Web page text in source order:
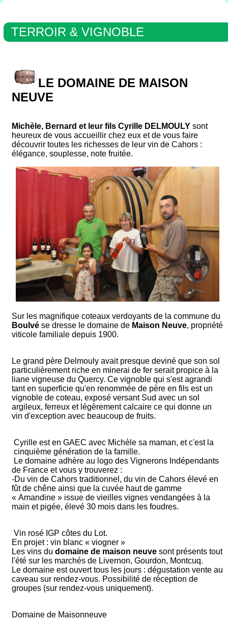
TERROIR & VIGNOBLE
LE DOMAINE DE MAISON
NEUVE
Michèle, Bernard et leur fils Cyrille DELMOULY sont
heureux de vous accueillir chez eux et de vous faire
découvrir toutes les richesses de leur vin de Cahors :
élégance, souplesse, note fruitée.
Sur les magnifique coteaux verdoyants de la commune du
Boulvé se dresse le domaine de Maison Neuve, propriété
viticole familiale depuis 1900.
Le grand père Delmouly avait presque deviné que son sol
particulièrement riche en minerai de fer serait propice à la
liane vigneuse du Quercy. Ce vignoble qui s'est agrandi
tant en superficie qu'en renommée de père en fils est un
vignoble de coteau, exposé versant Sud avec un sol
argileux, ferreux et légèrement calcaire ce qui donne un
vin d'exception avec beaucoup de fruits.
Cyrille est en GAEC avec Michèle sa maman, et c'est la
cinquième génération de la famille.
Le domaine adhère au logo des Vignerons Indépendants
de France et vous y trouverez :
-Du vin de Cahors traditionnel, du vin de Cahors élevé en
fût de chêne ainsi que la cuvée haut de gamme
« Amandine » issue de vieilles vignes vendangées à la
main et pigée, élevé 30 mois dans les foudres.
Vin rosé IGP côtes du Lot.
En projet : vin blanc « viogner »
Les vins du domaine de maison neuve sont présents tout
l'été sur les marchés de Livernon, Gourdon, Montcuq.
Le domaine est ouvert tous les jours : dégustation vente au
caveau sur rendez-vous. Possibilité de réception de
groupes (sur rendez-vous uniquement).
Domaine de Maisonneuve